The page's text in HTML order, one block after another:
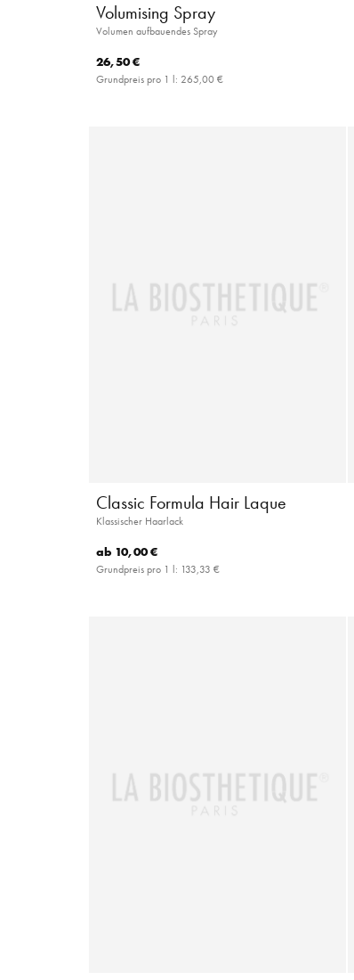
Volumising Spray
Volumen aufbauendes Spray
26,50 €
Grundpreis pro 1 l: 265,00 €
Classic Formula Hair Laque
Klassischer Haarlack
ab 10,00 €
Grundpreis pro 1 l: 133,33 €